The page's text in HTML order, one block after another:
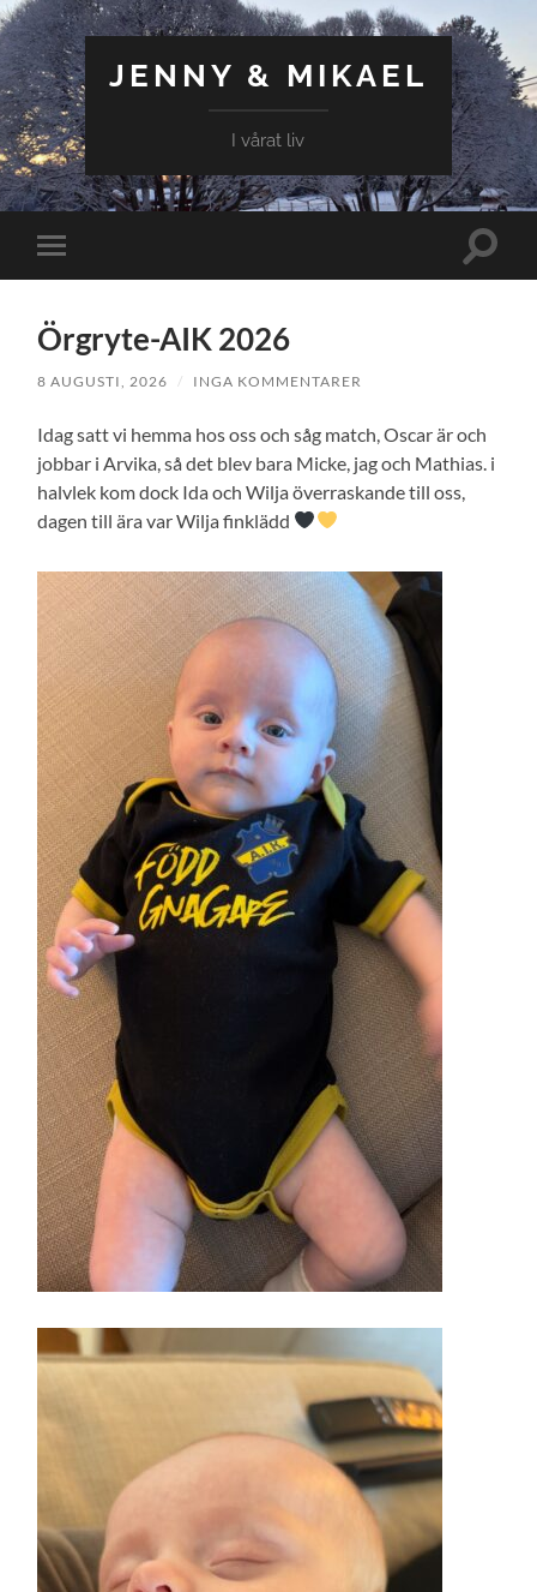
JENNY & MIKAEL
I vårat liv
Slå
på/av
Slå
Örgryte-AIK 2026
8 AUGUSTI, 2026 / INGA KOMMENTARER
Idag satt vi hemma hos oss och såg match, Oscar är och
jobbar i Arvika, så det blev bara Micke, jag och Mathias. i
halvlek kom dock Ida och Wilja överraskande till oss,
dagen till ära var Wilja finklädd